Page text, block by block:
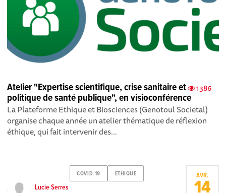
1386
Atelier "Expertise scientifique, crise sanitaire et
politique de santé publique", en visioconférence
La Plateforme Ethique et Biosciences (Genotoul Societal)
organise chaque année un atelier thématique de réflexion
éthique, qui fait intervenir des...
COVID-19 ETHIQUE
Lucie Serres
AVR.
14